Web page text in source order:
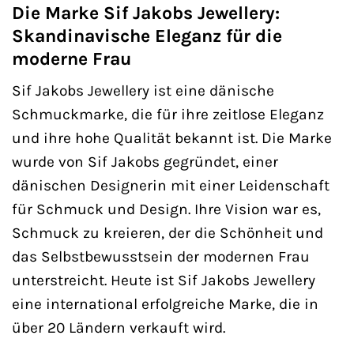
Die Marke Sif Jakobs Jewellery:
Skandinavische Eleganz für die
moderne Frau
Sif Jakobs Jewellery ist eine dänische
Schmuckmarke, die für ihre zeitlose Eleganz
und ihre hohe Qualität bekannt ist. Die Marke
wurde von Sif Jakobs gegründet, einer
dänischen Designerin mit einer Leidenschaft
für Schmuck und Design. Ihre Vision war es,
Schmuck zu kreieren, der die Schönheit und
das Selbstbewusstsein der modernen Frau
unterstreicht. Heute ist Sif Jakobs Jewellery
eine international erfolgreiche Marke, die in
über 20 Ländern verkauft wird.